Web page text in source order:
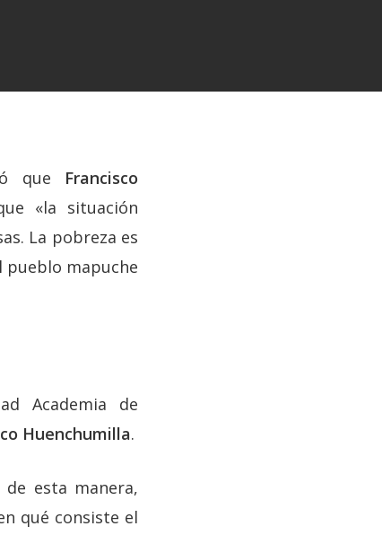
que Francisco
«la situación
La pobreza es
pueblo mapuche
Academia de
Huenchumilla.
esta manera,
qué consiste el